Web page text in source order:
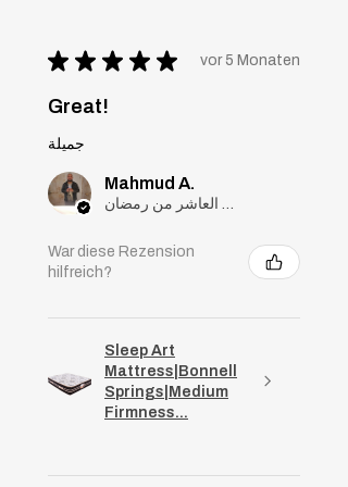
★ ★ ★ ★ ★ vor 5 Monaten
Great!
جميلة
Mahmud A.
War diese Rezension
hilfreich?
Sleep Art
Mattress|Bonnell
Springs|Medium
Firmness...